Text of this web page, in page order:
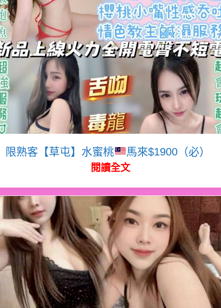
限熟客【草屯】水蜜桃 馬來$1900（必）
閱讀全文